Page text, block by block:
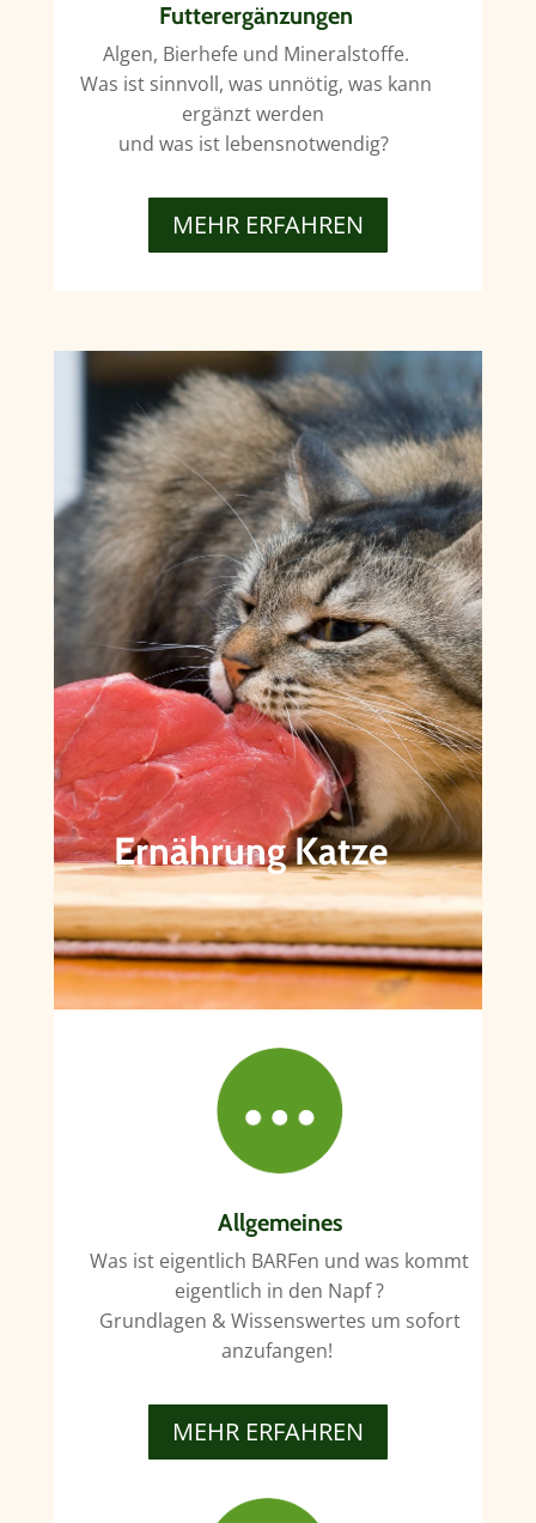
Futterergänzungen
Algen, Bierhefe und Mineralstoffe.
Was ist sinnvoll, was unnötig, was kann
ergänzt werden
und was ist lebensnotwendig?
MEHR ERFAHREN
Ernährung Katze
Allgemeines
Was ist eigentlich BARFen und was kommt
eigentlich in den Napf ?
Grundlagen & Wissenswertes um sofort
anzufangen!
MEHR ERFAHREN